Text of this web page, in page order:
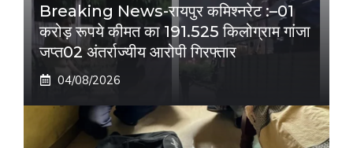
Breaking News-रायपुर कमिश्नरेट :–01
करोड़ रूपये कीमत का 191.525 किलोग्राम गांजा
जप्त02 अंतर्राज्यीय आरोपी गिरफ्तार
04/08/2026